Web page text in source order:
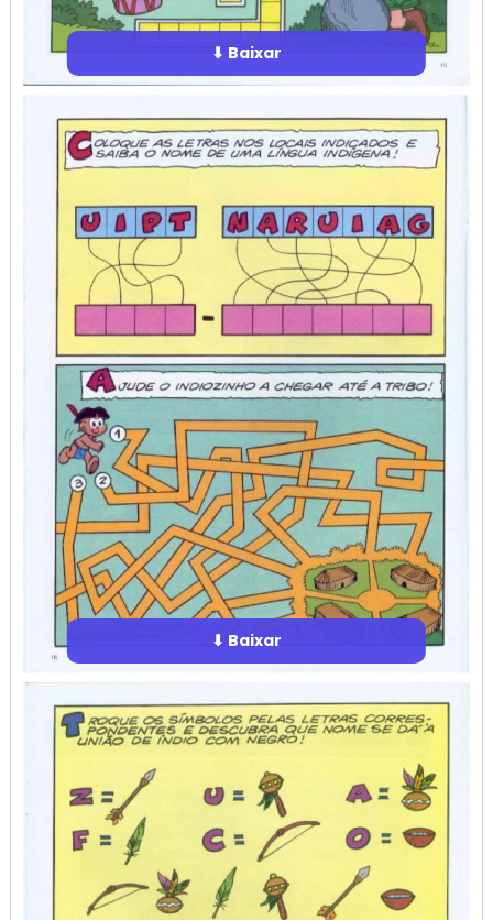
⬇ Baixar
⬇ Baixar